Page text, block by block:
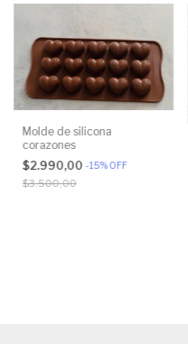
Molde de silicona
corazones
$2.990,00 -15%OFF
$3.500,00